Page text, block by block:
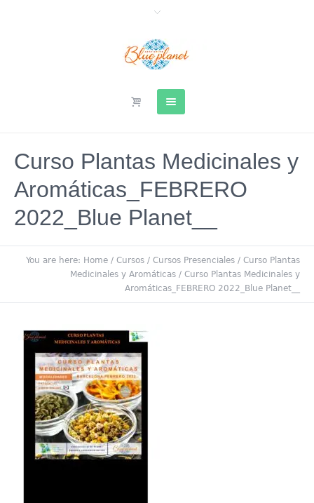
Curso Plantas Medicinales y
Aromáticas_FEBRERO
2022_Blue Planet__
You are here: Home / Cursos / Cursos Presenciales / Curso Plantas
Medicinales y Aromáticas / Curso Plantas Medicinales y
Aromáticas_FEBRERO 2022_Blue Planet__